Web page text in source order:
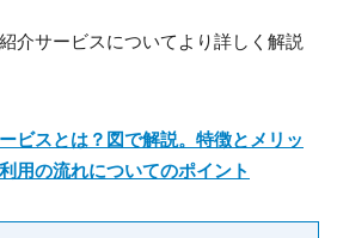
介サービスについてより詳しく解説
ビスとは？図で解説。特徴とメリッ
用の流れについてのポイント